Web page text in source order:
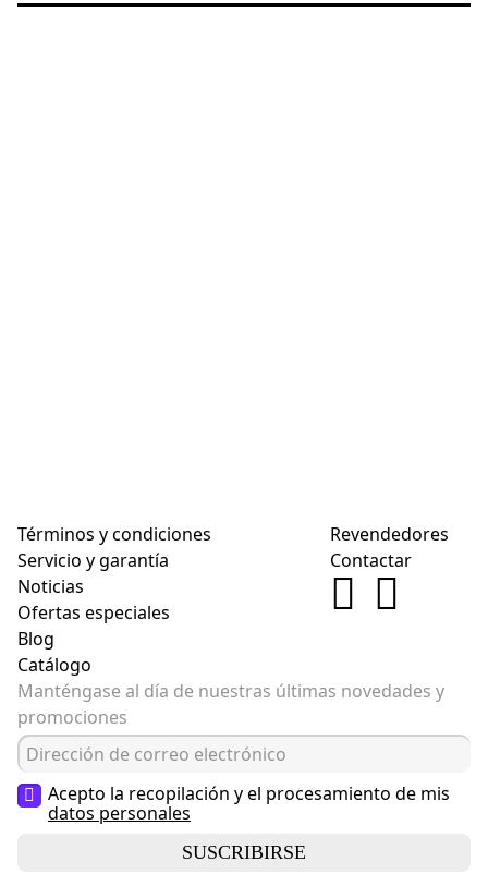
Términos y condiciones
Servicio y garantía
Noticias
Ofertas especiales
Blog
Catálogo
Revendedores
Contactar
Manténgase al día de nuestras últimas novedades y
promociones
Acepto la recopilación y el procesamiento de mis
datos personales
SUSCRIBIRSE